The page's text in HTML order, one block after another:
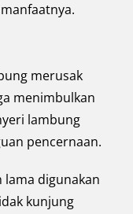
merusak
menimbulkan
lambung
pencernaan.
lama digunakan
kunjung